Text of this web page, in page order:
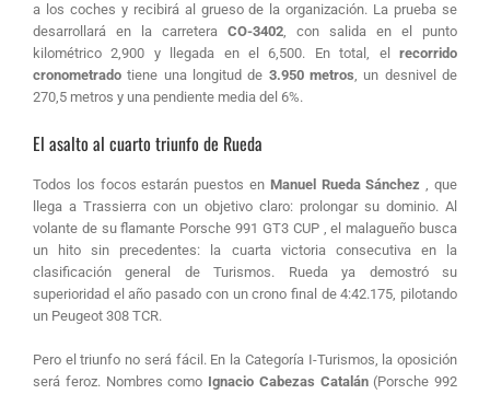
a los coches y recibirá al grueso de la organización. La prueba se
desarrollará en la carretera CO-3402, con salida en el punto
kilométrico 2,900 y llegada en el 6,500. En total, el
recorrido
cronometradotiene una longitud de 3.950 metros, un desnivel de
270,5 metros y una pendiente media del 6%.
El asalto al cuarto triunfo de Rueda
Todos los focos estarán puestos en Manuel Rueda Sánchez , que
llega a Trassierra con un objetivo claro: prolongar su dominio.Al
volante de su flamante Porsche 991 GT3 CUP , el malagueño busca
un hito sin precedentes: la cuarta victoria consecutiva en la
clasificación general de Turismos. Rueda ya demostró su
superioridad el año pasado con un crono final de 4:42.175, pilotando
un Peugeot 308 TCR.
Pero el triunfo no será fácil. En la Categoría I-Turismos, la oposición
será feroz. Nombres como Ignacio Cabezas Catalán(Porsche 992